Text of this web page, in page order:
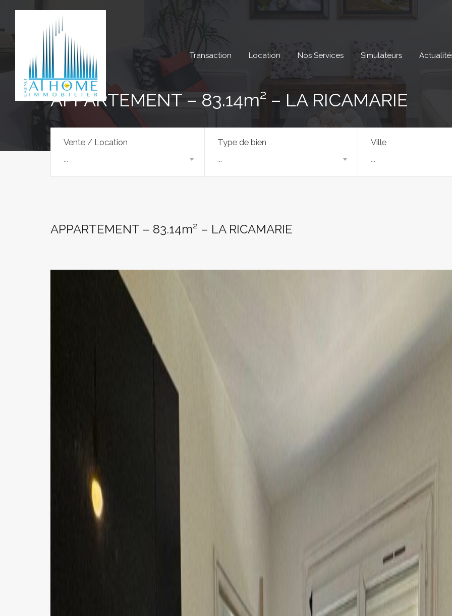
Transaction Location Nos Services Simulateurs
APPARTEMENT – 83.14m² – LA RICAMARIE
Vente / Location Type de bien Ville
APPARTEMENT – 83.14m² – LA RICAMARIE